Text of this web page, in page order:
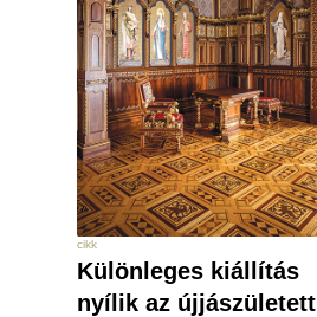
cikk
Különleges kiállítás
nyílik az újjászületett